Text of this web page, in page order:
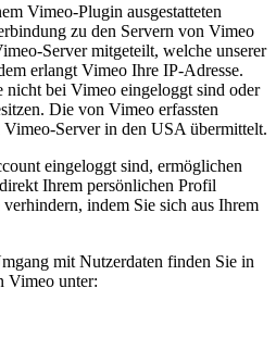
Vimeo-Plugin ausgestatteten
zu den Servern von Vimeo
Server mitgeteilt, welche unserer
erlangt Vimeo Ihre IP-Adresse.
nicht bei Vimeo eingeloggt sind oder
Die von Vimeo erfassten
Server in den USA übermittelt.
eingeloggt sind, ermöglichen
Ihrem persönlichen Profil
indem Sie sich aus Ihrem
mit Nutzerdaten finden Sie in
Vimeo unter: